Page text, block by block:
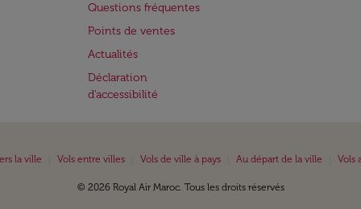
Questions fréquentes
Points de ventes
Actualités
Déclaration
d’accessibilité
la ville Vols entre villes Vols de ville à pays Au départ de la ville Vols
© 2026 Royal Air Maroc. Tous les droits réservés